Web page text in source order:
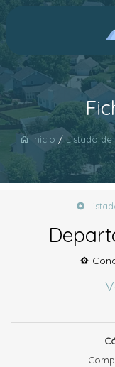
Inicio / Listado de